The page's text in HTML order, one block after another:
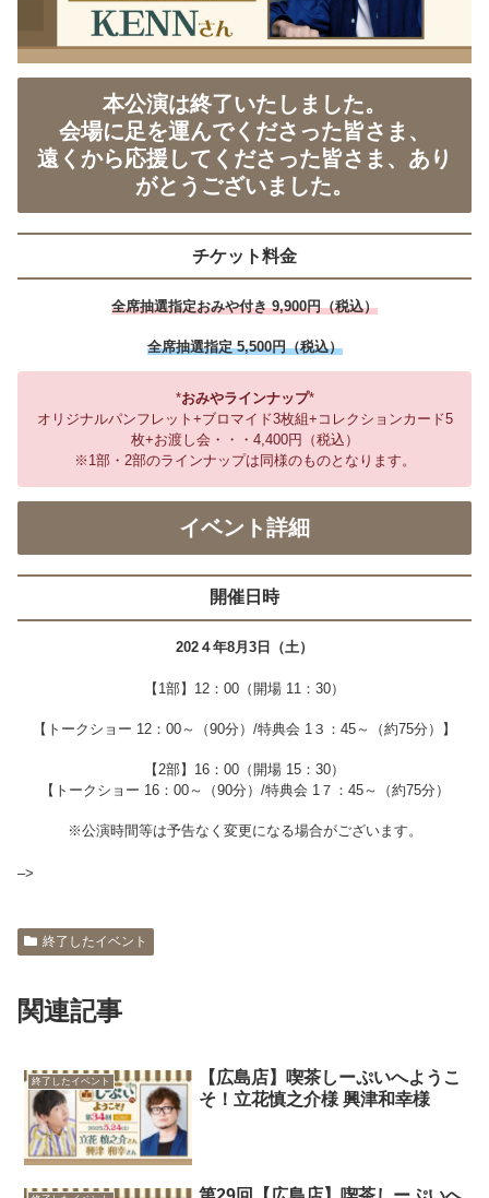
本公演は終了いたしました。
会場に足を運んでくださった皆さま、
遠くから応援してくださった皆さま、あり
がとうございました。
チケット料金
全席抽選指定おみや付き 9,900円（税込）
全席抽選指定 5,500円（税込）
*おみやラインナップ*
オリジナルパンフレット+ブロマイド3枚組+コレクションカード5
枚+お渡し会・・・4,400円（税込）
※1部・2部のラインナップは同様のものとなります。
イベント詳細
開催日時
202４年8月3日（土）
【1部】12：00（開場 11：30）
【トークショー 12：00～（90分）/特典会 1３：45～（約75分）】
【2部】16：00（開場 15：30）
【トークショー 16：00～（90分）/特典会 1７：45～（約75分）
※公演時間等は予告なく変更になる場合がございます。
–>
終了したイベント
関連記事
終了したイベント
【広島店】喫茶しーぷいへようこ
そ！立花慎之介様 興津和幸様